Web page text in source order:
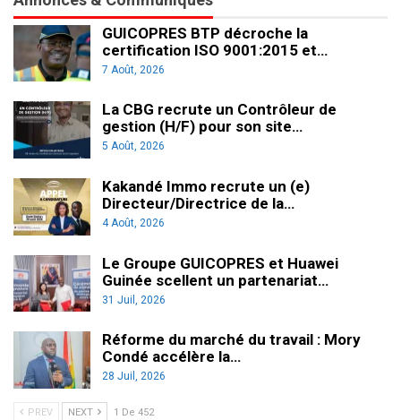
GUICOPRES BTP décroche la
certification ISO 9001:2015 et…
7 Août, 2026
La CBG recrute un Contrôleur de
gestion (H/F) pour son site…
5 Août, 2026
Kakandé Immo recrute un (e)
Directeur/Directrice de la…
4 Août, 2026
Le Groupe GUICOPRES et Huawei
Guinée scellent un partenariat…
31 Juil, 2026
Réforme du marché du travail : Mory
Condé accélère la…
28 Juil, 2026
PREV NEXT 1 De 452